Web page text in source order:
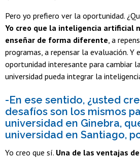
Pero yo prefiero ver la oportunidad.
Yo creo que la inteligencia artificial
enseñar de forma diferente , a
programas, a repensar la evaluación. Y
oportunidad interesante para cambiar
universidad pueda integrar la
-En ese sentido, ¿usted
desafíos son los mismos
universidad en Ginebra,
universidad en Santiago,
Yo creo que sí. Una de las ventajas